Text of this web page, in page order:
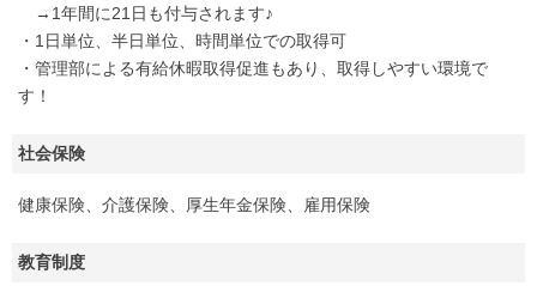
→1年間に21日も付与されます♪
・1日単位、半日単位、時間単位での取得可
・管理部による有給休暇取得促進もあり、取得しやすい環境で
す！
社会保険
健康保険、介護保険、厚生年金保険、雇用保険
教育制度